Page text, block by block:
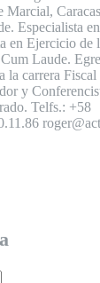
Marcial,
Especialista
en Ejercicio de
Laude.
la carrera
y
Telfs.: +58